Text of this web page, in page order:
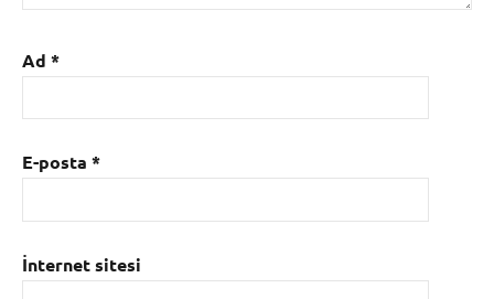
Ad *
E-posta *
İnternet sitesi